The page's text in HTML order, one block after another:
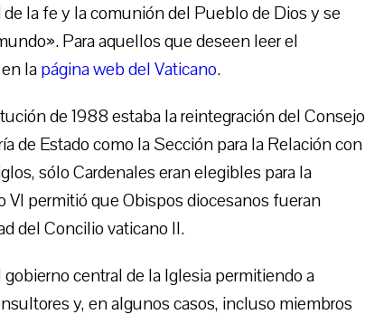
la fe y la comunión del Pueblo de Dios y se
Para aquellos que deseen leer el
lapágina web del Vaticano.
de 1988 estaba la reintegración del Consejo
de Estado como la Sección para la Relación con
sólo Cardenales eran elegibles para la
VI permitió que Obispos diocesanos fueran
del Concilio vaticano II.
central de la Iglesia permitiendo a
y, en algunos casos, incluso miembros